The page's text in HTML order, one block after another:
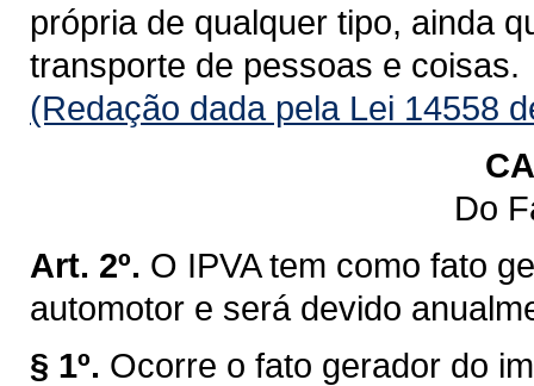
própria de qualquer tipo, ainda
transporte de pessoas e coisas.
(Redação dada pela Lei 14558
Do
Art. 2º. O IPVA tem como fato
automotor e será devido
§ 1º. Ocorre o fato gerador do